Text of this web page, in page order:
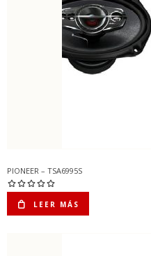
PIONEER – TSA6995S
LEER MÁS